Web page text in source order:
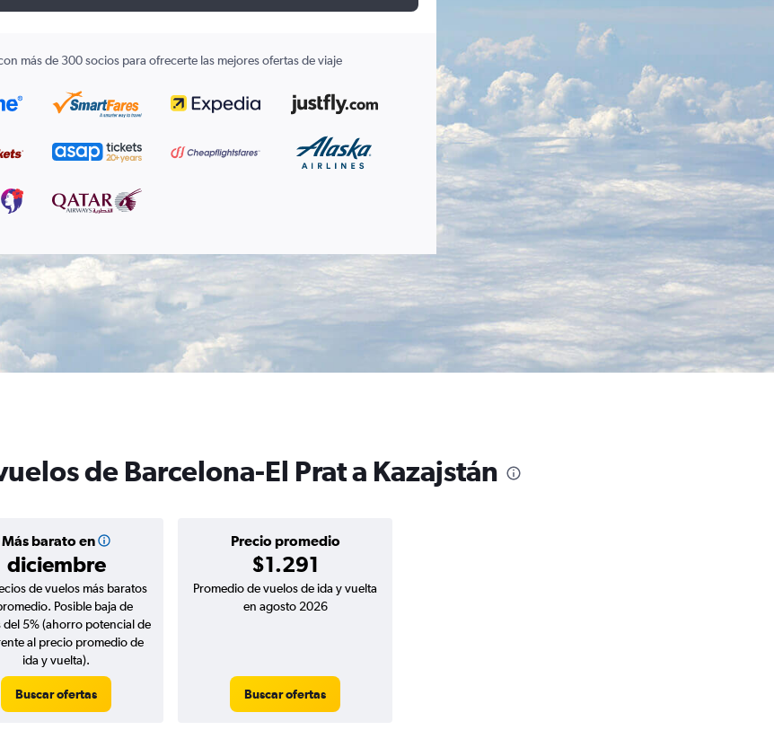
más de 300 socios para ofrecerte las mejores ofertas de viaje
de Barcelona-El Prat a Kazajstán
Más barato en
diciembre
Precio promedio
$1.291
de vuelos más baratos
Posible baja de
del 5% (ahorro potencial de
al precio promedio de
ida y vuelta).
Buscar ofertas
Promedio de vuelos de ida y vuelta
en agosto 2026
Buscar ofertas